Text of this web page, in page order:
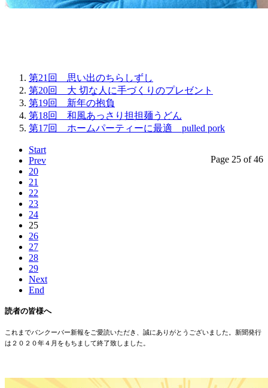
第21回 思い出のちらしずし
第20回 大 切な人に手づくりのプレゼント
第19回 新年の抱負
第18回 和風あっさり担担麺うどん
第17回 ホームパーティーに最適 pulled pork
Page 25 of 46
Start
Prev
20
21
22
23
24
25
26
27
28
29
Next
End
読者の皆様へ
これまでバンクーバー新報をご愛読いただき、誠にありがとうございました。新聞発行
は２０２０年４月をもちまして終了致しました。